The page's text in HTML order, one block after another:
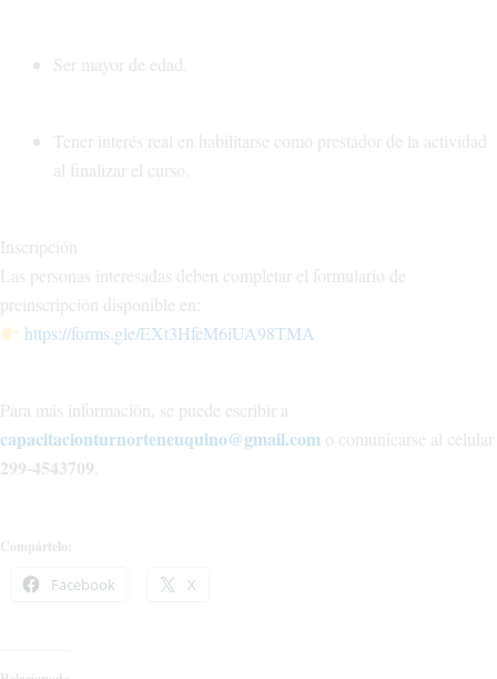
Ser mayor de edad.
Tener interés real en habilitarse como prestador de la actividad
al finalizar el curso.
Inscripción
Las personas interesadas deben completar el formulario de
preinscripción disponible en:
https://forms.gle/EXt3HfeM6iUA98TMA
Para más información, se puede escribir a
capacitacionturnorteneuquino@gmail.com o comunicarse al celular
299-4543709
Compártelo:
Facebook X